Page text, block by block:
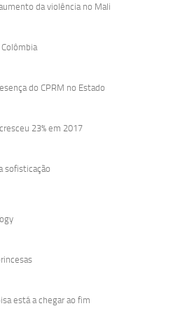
da violência no Mali
do CPRM no Estado
23% em 2017
sofisticação
está a chegar ao fim